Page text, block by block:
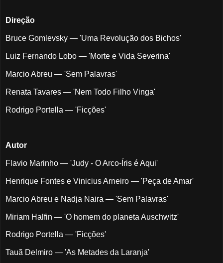
Direção
Bruce Gomlevsky — 'Uma Revolução dos Bichos'
Luiz Fernando Lobo — 'Morte e Vida Severina'
Marcio Abreu — 'Sem Palavras'
Renata Tavares — 'Nem Todo Filho Vinga'
Rodrigo Portella — 'Ficções'
Autor
Flavio Marinho — 'Judy - O Arco-Íris é Aqui'
Henrique Fontes e Vinicius Arneiro — 'Peça de Amar'
Marcio Abreu e Nadja Naira — 'Sem Palavras'
Miriam Halfin — 'O homem do planeta Auschwitz'
Rodrigo Portella — 'Ficções'
Tauã Delmiro — 'As Metades da Laranja'